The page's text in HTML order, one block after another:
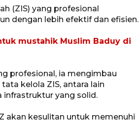
(ZIS) yang profesional
dengan lebih efektif dan efisien.
mustahik Muslim Baduy di
profesional, ia mengimbau
kelola ZIS, antara lain
infrastruktur yang solid.
akan kesulitan untuk memenuhi